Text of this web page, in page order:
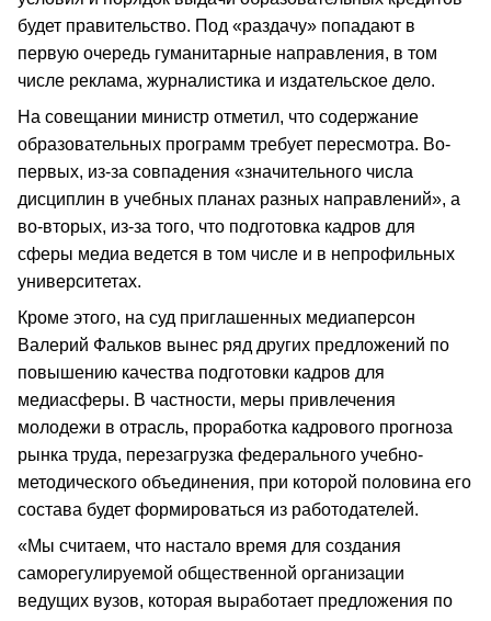
будет правительство. Под «раздачу» попадают в
первую очередь гуманитарные направления, в том
числе реклама, журналистика и издательское дело.
На совещании министр отметил, что содержание
образовательных программ требует пересмотра. Во-
первых, из-за совпадения «значительного числа
дисциплин в учебных планах разных направлений», а
во-вторых, из-за того, что подготовка кадров для
сферы медиа ведется в том числе и в непрофильных
университетах.
Кроме этого, на суд приглашенных медиаперсон
Валерий Фальков вынес ряд других предложений по
повышению качества подготовки кадров для
медиасферы. В частности, меры привлечения
молодежи в отрасль, проработка кадрового прогноза
рынка труда, перезагрузка федерального учебно-
методического объединения, при которой половина его
состава будет формироваться из работодателей.
«Мы считаем, что настало время для создания
саморегулируемой общественной организации
ведущих вузов, которая выработает предложения по